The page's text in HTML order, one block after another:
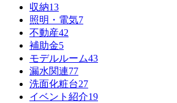
収納13
照明・電気7
不動産42
補助金5
モデルルーム43
漏水関連77
洗面化粧台27
イベント紹介19